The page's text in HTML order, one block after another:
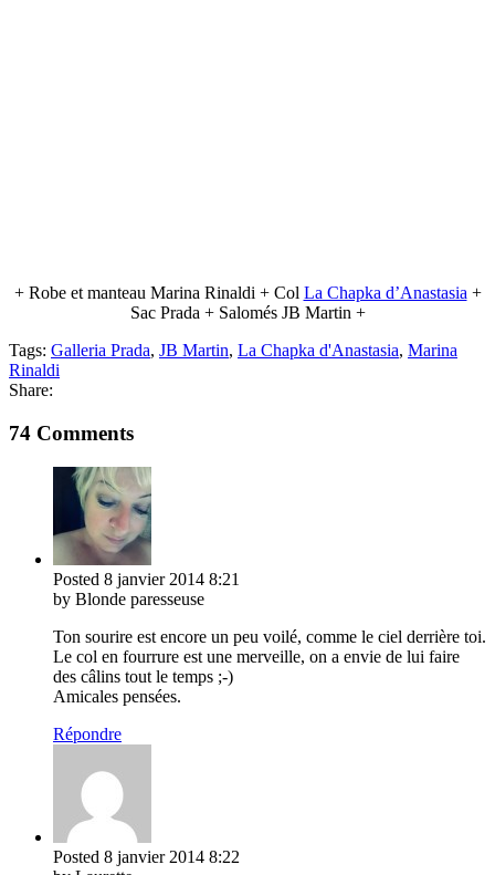
+ Robe et manteau Marina Rinaldi + Col La Chapka d’Anastasia +
Sac Prada + Salomés JB Martin +
Tags: Galleria Prada, JB Martin, La Chapka d'Anastasia, Marina
Rinaldi
Share:
74 Comments
Posted 8 janvier 2014 8:21
by Blonde paresseuse
Ton sourire est encore un peu voilé, comme le ciel derrière toi.
Le col en fourrure est une merveille, on a envie de lui faire
des câlins tout le temps ;-)
Amicales pensées.
Répondre
Posted 8 janvier 2014 8:22